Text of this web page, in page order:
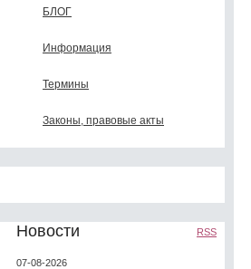
БЛОГ
Информация
Термины
Законы, правовые акты
Новости RSS
07-08-2026